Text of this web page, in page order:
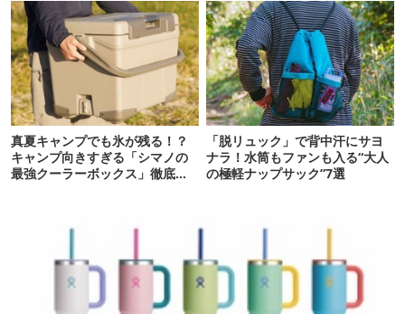
真夏キャンプでも氷が残る！？
キャンプ向きすぎる「シマノの
最強クーラーボックス」徹底解
「脱リュック」で背中汗にサヨ
ナラ！水筒もファンも入る“大人
の極軽ナップサック”7選